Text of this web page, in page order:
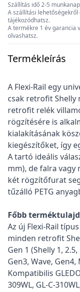
Szállítás idő 2-5 munkanap
A szállítási
tájékozódhatsz.
A termékre 1 év garancia
olvashatsz.
Termékleírás
A Flexi-Rail egy
csak retrofit Shelly
retrofit relék
rögzítésére is
kialakításának
kiegészítőket, így
A tartó ideális
mm), de falra vagy
két rögzítőfurat
tűzálló PETG
Főbb
Az új Flexi-Rail
minden retrofit
Gen 1 (Shelly 1,
Gen3, Wave,
Kompatibilis
309WL, GL-C-